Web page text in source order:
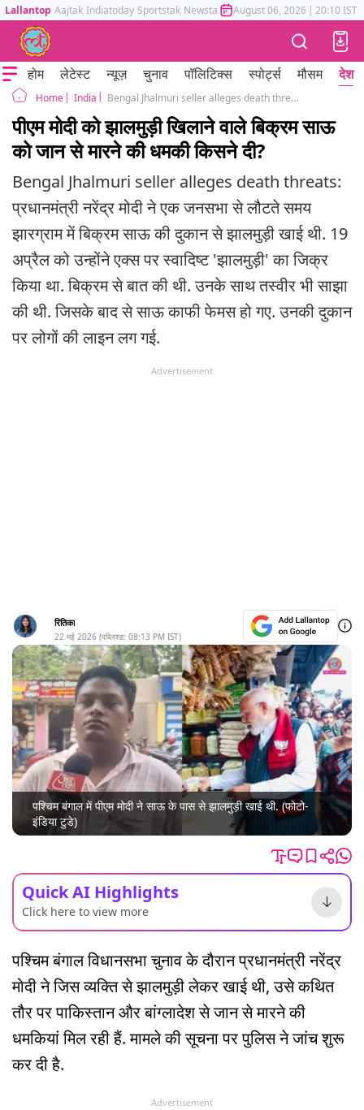
Lallantop Aajtak Indiatoday Sportstak Newstak Mumbai Tak Astrotak
August 06, 2026 | 20:10 IST
होम लेटेस्ट न्यूज़ चुनाव पॉलिटिक्स स्पोर्ट्स मौसम देश
Home India Bengal Jhalmuri seller alleges death threats Bangladesh Pakistan after PM Modi Visit
पीएम मोदी को झालमुड़ी खिलाने वाले बिक्रम साऊ
को जान से मारने की धमकी किसने दी?
Bengal Jhalmuri seller alleges death threats:
प्रधानमंत्री नरेंद्र मोदी ने एक जनसभा से लौटते समय
झारग्राम में बिक्रम साऊ की दुकान से झालमुड़ी खाई थी. 19
अप्रैल को उन्होंने एक्स पर स्वादिष्ट 'झालमुड़ी' का जिक्र
किया था. बिक्रम से बात की थी. उनके साथ तस्वीर भी साझा
की थी. जिसके बाद से साऊ काफी फेमस हो गए. उनकी दुकान
पर लोगों की लाइन लग गई.
Advertisement
रितिका
22 मई 2026 (पब्लिश्ड: 08:13 PM IST)
पश्चिम बंगाल में पीएम मोदी ने साऊ के पास से झालमुड़ी खाई थी. (फोटो-
इंडिया टुडे)
Quick AI Highlights
Click here to view more
पश्चिम बंगाल विधानसभा चुनाव के दौरान प्रधानमंत्री नरेंद्र
मोदी ने जिस व्यक्ति से झालमुड़ी लेकर खाई थी, उसे कथित
तौर पर पाकिस्तान और बांग्लादेश से जान से मारने की
धमकियां मिल रही हैं. मामले की सूचना पर पुलिस ने जांच शुरू
कर दी है.
Advertisement